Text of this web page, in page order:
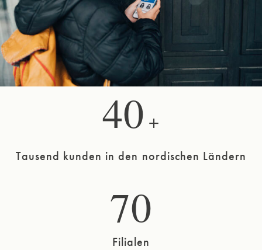
40 +
Tausend kunden in den nordischen Ländern
70
Filialen